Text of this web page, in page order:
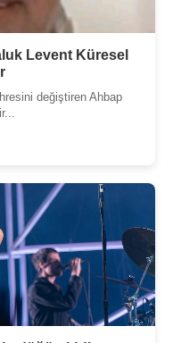
Levent Küresel
değiştiren Ahbap